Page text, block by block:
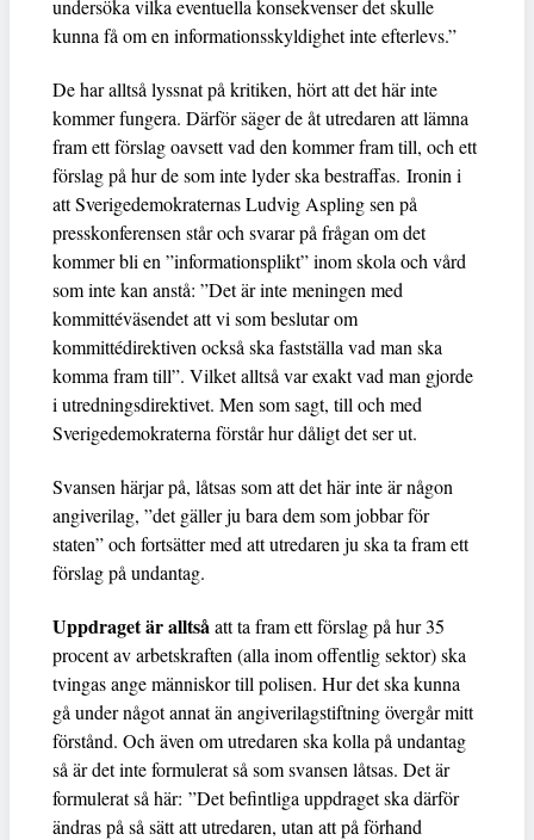
undersöka vilka eventuella konsekvenser det skulle
kunna få om en informationsskyldighet inte efterlevs.”
De har alltså lyssnat på kritiken, hört att det här inte
kommer fungera. Därför säger de åt utredaren att lämna
fram ett förslag oavsett vad den kommer fram till, och ett
förslag på hur de som inte lyder ska bestraffas. Ironin i
att Sverigedemokraternas Ludvig Aspling sen på
presskonferensen står och svarar på frågan om det
kommer bli en ”informationsplikt” inom skola och vård
som inte kan anstå: ”Det är inte meningen med
kommittéväsendet att vi som beslutar om
kommittédirektiven också ska fastställa vad man ska
komma fram till”. Vilket alltså var exakt vad man gjorde
i utredningsdirektivet. Men som sagt, till och med
Sverigedemokraterna förstår hur dåligt det ser ut.
Svansen härjar på, låtsas som att det här inte är någon
angiverilag, ”det gäller ju bara dem som jobbar för
staten” och fortsätter med att utredaren ju ska ta fram ett
förslag på undantag.
Uppdraget är alltsåatt ta fram ett förslag på hur 35
procent av arbetskraften (alla inom offentlig sektor) ska
tvingas ange människor till polisen. Hur det ska kunna
gå under något annat än angiverilagstiftning övergår mitt
förstånd. Och även om utredaren ska kolla på undantag
så är det inte formulerat så som svansen låtsas. Det är
formulerat så här: ”Det befintliga uppdraget ska därför
ändras på så sätt att utredaren, utan att på förhand